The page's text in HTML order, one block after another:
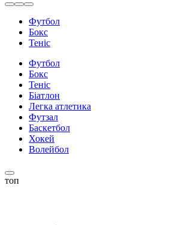
Футбол
Бокс
Теніс
Футбол
Бокс
Теніс
Біатлон
Легка атлетика
Футзал
Баскетбол
Хокей
Волейбол
топ